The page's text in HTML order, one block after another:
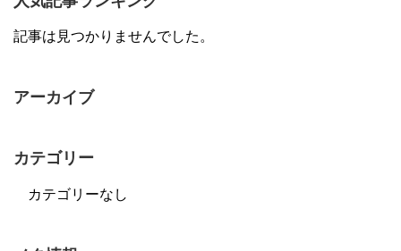
記事は見つかりませんでした。
アーカイブ
カテゴリー
カテゴリーなし